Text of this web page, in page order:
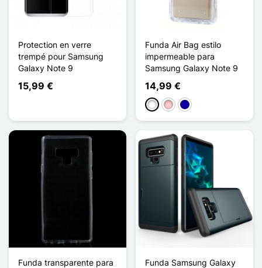
Protection en verre
trempé pour Samsung
Galaxy Note 9
15,99 €
Funda Air Bag estilo
impermeable para
Samsung Galaxy Note 9
14,99 €
BlancoRosaAzul oscuro
Funda transparente para
Funda Samsung Galaxy